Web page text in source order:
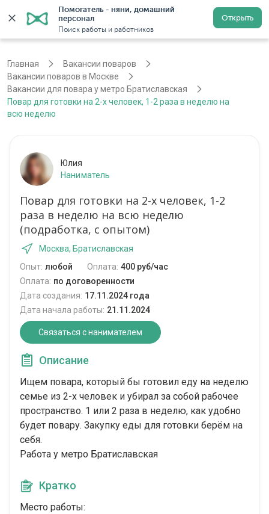
Помогатель - няни, домашний
персонал
Поиск работы и работников
Открыть
Регистрация
Главная
Вакансии поваров
Вакансии поваров в Москве
Вакансии для повара у метро Братиславская
Повар для готовки на 2-х человек, 1-2 раза в неделю на
всю неделю
Юлия
Наниматель
Повар для готовки на 2-х человек, 1-2
раза в неделю на всю неделю
(подработка, с опытом)
Москва, Братиславская
Опыт: любой Оплата: 400 руб/час
Оплата: по договоренности
Дата создания: 17.11.2024 года
Дата начала работы: 21.11.2024
Связаться с нанимателем
Описание
Ищем повара, который бы готовил еду на неделю
семье из 2-х человек и убирал за собой рабочее
пространство. 1 или 2 раза в неделю, как удобно
будет повару. Закупку еды для готовки берём на
себя.
Работа у метро Братиславская
Кратко
Место работы: